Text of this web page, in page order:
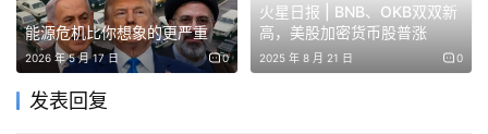
能源危机比你想象的更严重
2026 年 5 月 17 日 0
火星日报 | BNB、OKB双双新
高，美股加密货币股普涨
2025 年 8 月 21 日 0
发表回复